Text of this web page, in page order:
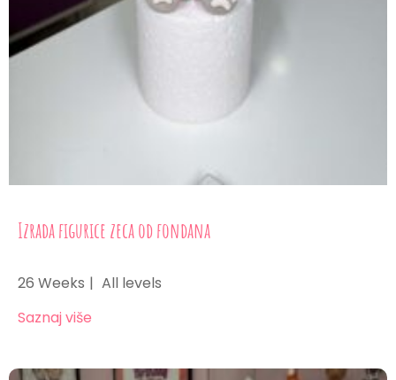
Izrada figurice zeca od fondana
26 Weeks
All levels
Saznaj više